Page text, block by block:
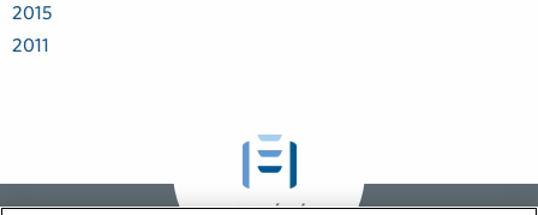
2015
2011